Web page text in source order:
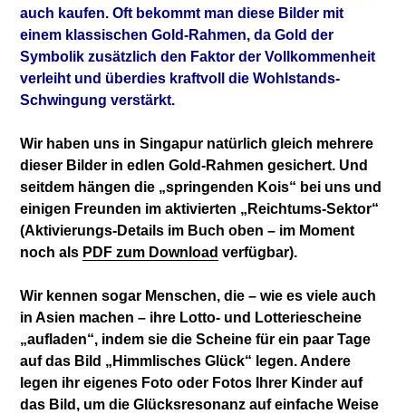
auch kaufen. Oft bekommt man diese Bilder mit
einem klassischen Gold-Rahmen, da Gold der
Symbolik zusätzlich den Faktor der Vollkommenheit
verleiht und überdies kraftvoll die Wohlstands-
Schwingung verstärkt.
Wir haben uns in Singapur natürlich gleich mehrere
dieser Bilder in edlen Gold-Rahmen gesichert. Und
seitdem hängen die „springenden Kois“ bei uns und
einigen Freunden im aktivierten „Reichtums-Sektor“
(Aktivierungs-Details im Buch oben – im Moment
noch als PDF zum Download verfügbar).
Wir kennen sogar Menschen, die – wie es viele auch
in Asien machen – ihre Lotto- und Lotteriescheine
„aufladen“, indem sie die Scheine für ein paar Tage
auf das Bild „Himmlisches Glück“ legen. Andere
legen ihr eigenes Foto oder Fotos Ihrer Kinder auf
das Bild, um die Glücksresonanz auf einfache Weise